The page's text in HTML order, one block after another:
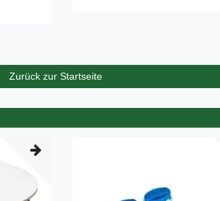
Zurück zur Startseite